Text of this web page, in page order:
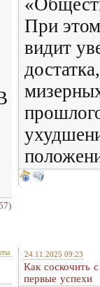
При
видит
24.11.2025 09:23
Как соскочить
первые успехи